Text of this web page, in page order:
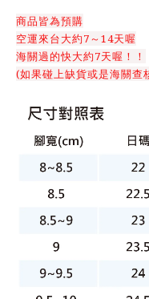
商品皆為預購
空運來台大約7～14天喔
海關過的快大約7天喔！！
(如果碰上缺貨或是海關查